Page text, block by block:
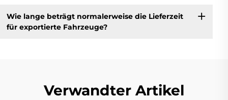
Wie lange beträgt normalerweise die Lieferzeit
für exportierte Fahrzeuge?
Verwandter Artikel